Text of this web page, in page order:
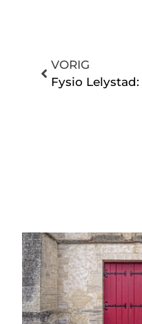
VORIG
Fysio